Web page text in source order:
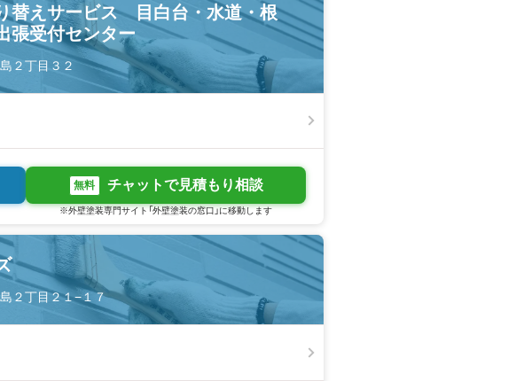
替えサービス 目白台・水道・根
張受付センター
２丁目３２
無料 チャットで見積もり相談
※外壁塗装専門サイト「外壁塗装の窓口」に移動します
２丁目２１−１７